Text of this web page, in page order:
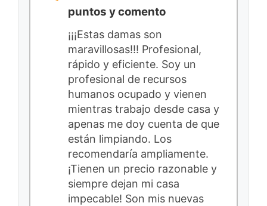
puntos y comento
¡¡¡Estas damas son
maravillosas!!! Profesional,
rápido y eficiente. Soy un
profesional de recursos
humanos ocupado y vienen
mientras trabajo desde casa y
apenas me doy cuenta de que
están limpiando. Los
recomendaría ampliamente.
¡Tienen un precio razonable y
siempre dejan mi casa
impecable! Son mis nuevas